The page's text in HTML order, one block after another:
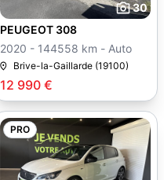
30
12 990 €
PEUGEOT 308
2020 - 144558 km - Auto
Brive-la-Gaillarde (19100)
PRO